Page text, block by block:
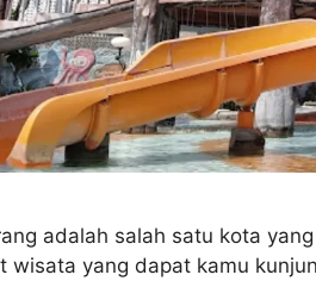
adalah salah satu kota
wisata yang dapat kamu